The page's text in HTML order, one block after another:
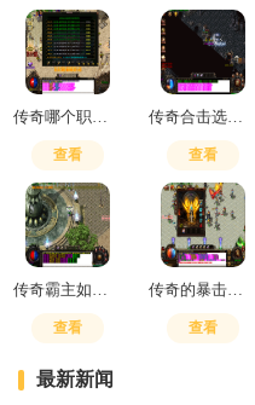
查看 查看
查看 查看
最新新闻